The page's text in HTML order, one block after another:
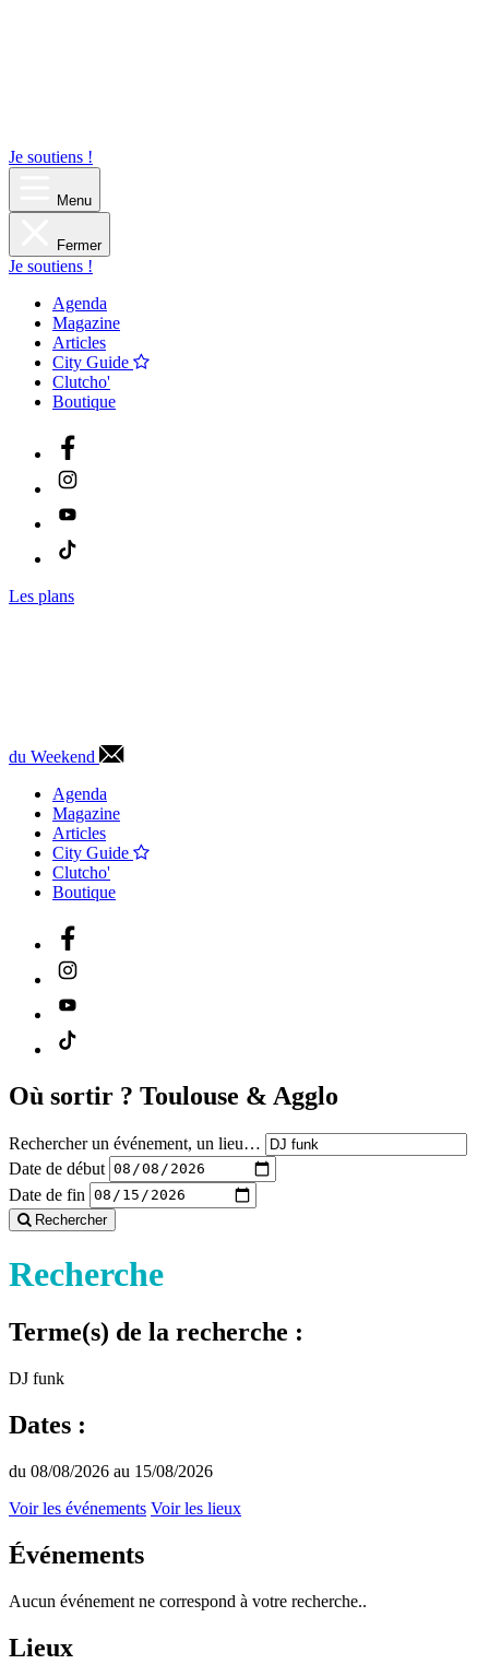
Je soutiens !
Menu
Fermer
Je soutiens !
Agenda
Magazine
Articles
City Guide
Clutcho'
Boutique
Les plans
du Weekend
Agenda
Magazine
Articles
City Guide
Clutcho'
Boutique
Où sortir ? Toulouse & Agglo
Rechercher un événement, un lieu…
Date de début
Date de fin
Rechercher
Recherche
Terme(s) de la recherche :
DJ funk
Dates :
du 08/08/2026 au 15/08/2026
Voir les événements Voir les lieux
Événements
Aucun événement ne correspond à votre recherche..
Lieux